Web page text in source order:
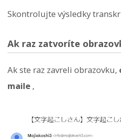
Skontrolujte výsledky
Ak raz zatvoríte
Ak ste raz zavreli obrazovku,
maile ,